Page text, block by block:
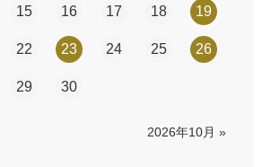
15 16 17 18 19
22 23 24 25 26
29 30
2026年10月 »